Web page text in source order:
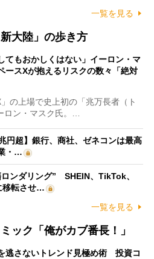
一覧を見る
大陸」の歩き方
てもおかしくはない」イーロン・マ
ースXが抱えるリスクの数々「絶対
の上場で史上初の「兆万長者（ト
ロン・マスク氏。…
円超】銀行、商社、ゼネコンは最高
・…
ンダリング” SHEIN、TikTok、
移転させ…
一覧を見る
ック「俺がカブ番長！」
逃さないトレンド見極め術 投資コ